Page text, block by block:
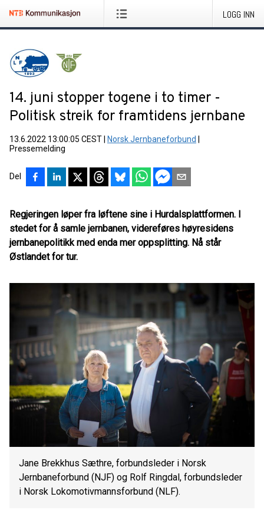
LOGG INN
14. juni stopper togene i to timer -
Politisk streik for framtidens jernbane
13.6.2022 13:00:05 CEST Norsk Jernbaneforbund
Pressemelding
Del
Regjeringen løper fra løftene sine i Hurdalsplattformen. I
stedet for å samle jernbanen, videreføres høyresidens
jernbanepolitikk med enda mer oppsplitting. Nå står
Østlandet for tur.
Jane Brekkhus Sæthre, forbundsleder i Norsk
Jernbaneforbund (NJF) og Rolf Ringdal, forbundsleder
i Norsk Lokomotivmannsforbund (NLF).